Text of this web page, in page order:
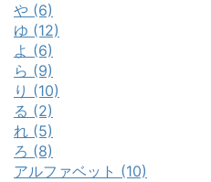
や (6)
ゆ (12)
よ (6)
ら (9)
り (10)
る (2)
れ (5)
ろ (8)
アルファベット (10)